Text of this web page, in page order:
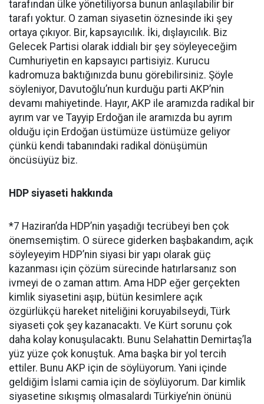
tarafından ülke yönetiliyorsa bunun anlaşılabilir bir
tarafı yoktur. O zaman siyasetin öznesinde iki şey
ortaya çıkıyor. Bir, kapsayıcılık. İki, dışlayıcılık. Biz
Gelecek Partisi olarak iddialı bir şey söyleyeceğim
Cumhuriyetin en kapsayıcı partisiyiz. Kurucu
kadromuza baktığınızda bunu görebilirsiniz. Şöyle
söyleniyor, Davutoğlu’nun kurduğu parti AKP’nin
devamı mahiyetinde. Hayır, AKP ile aramızda radikal bir
ayrım var ve Tayyip Erdoğan ile aramızda bu ayrım
olduğu için Erdoğan üstümüze üstümüze geliyor
çünkü kendi tabanındaki radikal dönüşümün
öncüsüyüz biz.
HDP siyaseti hakkında
*7 Haziran’da HDP’nin yaşadığı tecrübeyi ben çok
önemsemiştim. O sürece giderken başbakandım, açık
söyleyeyim HDP’nin siyasi bir yapı olarak güç
kazanması için çözüm sürecinde hatırlarsanız son
ivmeyi de o zaman attım. Ama HDP eğer gerçekten
kimlik siyasetini aşıp, bütün kesimlere açık
özgürlükçü hareket niteliğini koruyabilseydi, Türk
siyaseti çok şey kazanacaktı. Ve Kürt sorunu çok
daha kolay konuşulacaktı. Bunu Selahattin Demirtaş’la
yüz yüze çok konuştuk. Ama başka bir yol tercih
ettiler. Bunu AKP için de söylüyorum. Yani içinde
geldiğim İslami camia için de söylüyorum. Dar kimlik
siyasetine sıkışmış olmasalardı Türkiye’nin önünü